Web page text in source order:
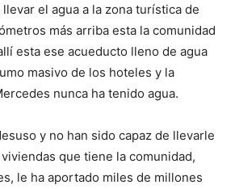
el agua a la zona turística de
más arriba esta la comunidad
esta ese acueducto lleno de agua
masivo de los hoteles y la
nunca ha tenido agua.
y no han sido capaz de llevarle
que tiene la comunidad,
le ha aportado miles de millones